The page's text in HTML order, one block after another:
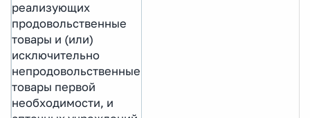
реализующих
продовольственные
товары и (или)
исключительно
непродовольственные
товары первой
необходимости, и